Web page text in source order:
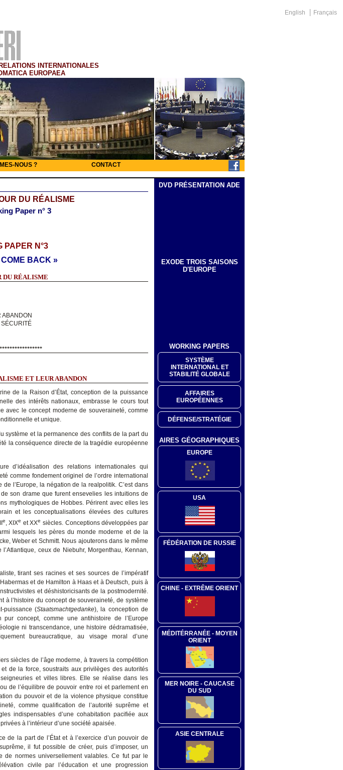
English Français
INTERNATIONALES
EUROPAEA
NOUS ? CONTACT
DU RÉALISME
Paper n° 3
PAPER N°3
COME BACK »
DU RÉALISME
ABANDON
SÉCURITÉ
ET LEUR ABANDON
de la Raison d’État, conception de la puissance
des intérêts nationaux, embrasse le cours tout
avec le concept moderne de souveraineté, comme
et unique.
système et la permanence des conflits de la part du
la conséquence directe de la tragédie européenne
d’idéalisation des relations internationales qui
comme fondement originel de l’ordre international
l’Europe, la négation de la realpolitik. C’est dans
son drame que furent ensevelies les intuitions de
mythologiques de Hobbes. Périrent avec elles les
et les conceptualisations élevées des cultures
e , XIXe et XXe siècles. Conceptions développées par
lesquels les pères du monde moderne et de la
Weber et Schmitt. Nous ajouterons dans le même
ceux de Niebuhr, Morgenthau, Kennan,
tirant ses racines et ses sources de l’impératif
et de Hamilton à Haas et à Deutsch, puis à
et déshistoricisants de la postmodernité.
à l’histoire du concept de souveraineté, de système
puissance (Staatsmachtgedanke), la conception de
concept, comme une antihistoire de l’Europe
ni transcendance, une histoire dédramatisée,
bureaucratique, au visage moral d’une
siècles de l’âge moderne, à travers la compétition
de la force, soustraits aux privilèges des autorités
et villes libres. Elle se réalise dans les
de l’équilibre de pouvoir entre roi et parlement en
du pouvoir et de la violence physique constitue
comme qualification de l’autorité suprême et
indispensables d’une cohabitation pacifiée aux
à l’intérieur d’une société apaisée.
de la part de l’État et à l’exercice d’un pouvoir de
il fut possible de créer, puis d’imposer, un
de normes universellement valables. Ce fut par le
civile par l’éducation et une progression
DVD PRÉSENTATION ADE
EXODE TROIS SAISONS
D'EUROPE
WORKING PAPERS
SYSTÈME
INTERNATIONAL ET
STABILITÉ GLOBALE
AFFAIRES
EUROPÉENNES
DÉFENSE/STRATÉGIE
AIRES GÉOGRAPHIQUES
EUROPE
USA
FÉDÉRATION DE RUSSIE
CHINE - EXTRÊME ORIENT
MÉDITÉRRANÉE - MOYEN
ORIENT
MER NOIRE - CAUCASE
DU SUD
ASIE CENTRALE